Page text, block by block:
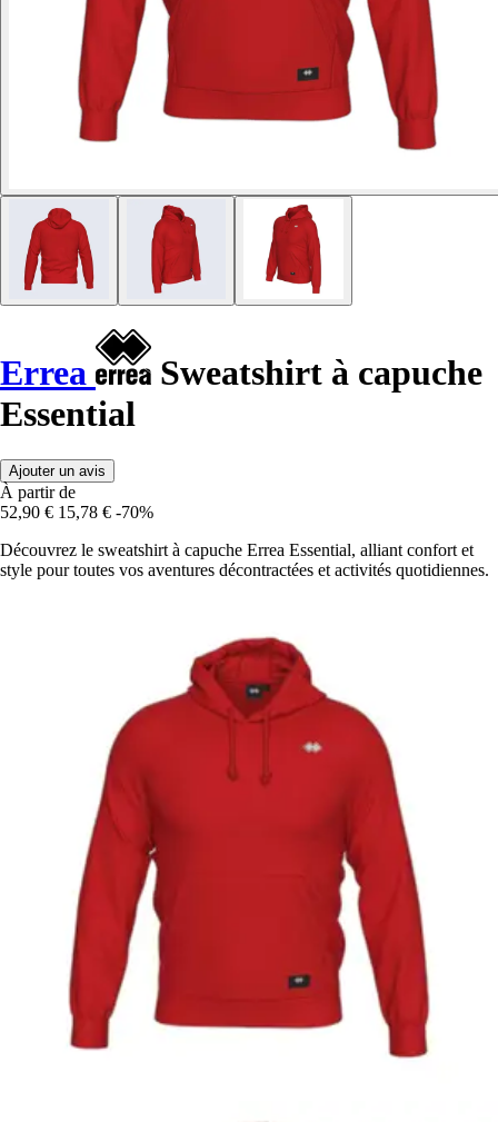
Errea
Sweatshirt à capuche
Essential
Ajouter un avis
À partir de
52,90 € 15,78 € -70%
Découvrez le sweatshirt à capuche Errea Essential, alliant confort et
style pour toutes vos aventures décontractées et activités quotidiennes.